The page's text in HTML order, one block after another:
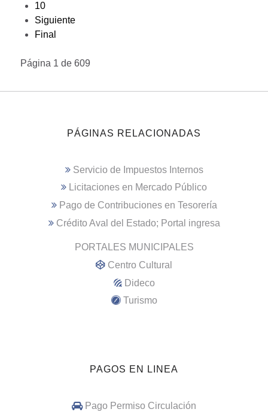
10
Siguiente
Final
Página 1 de 609
PÁGINAS RELACIONADAS
Servicio de Impuestos Internos
Licitaciones en Mercado Público
Pago de Contribuciones en Tesorería
Crédito Aval del Estado; Portal ingresa
PORTALES MUNICIPALES
Centro Cultural
Dideco
Turismo
PAGOS EN LINEA
Pago Permiso Circulación